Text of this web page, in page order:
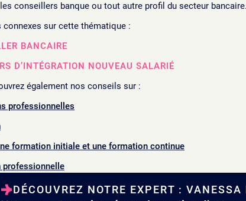
conseillers banque ou tout autre profil du secteur bancaire.
sur cette thématique :
BANCAIRE
D’INTÉGRATION NOUVEAU SALARIÉ
également nos conseils sur :
professionnelles
formation initiale et une formation continue
professionnelle
DÉCOUVREZ NOTRE EXPERT : VANESSA